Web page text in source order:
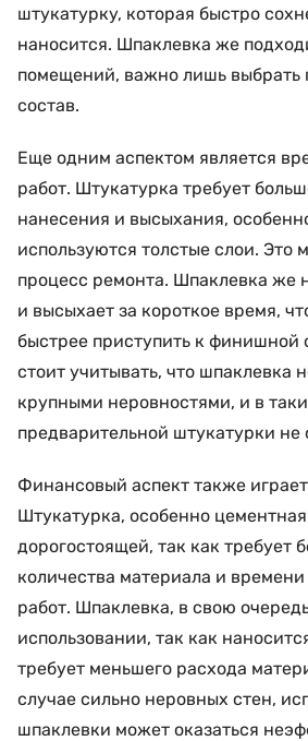
штукатурку, которая быстро
наносится. Шпаклевка же
помещений, важно лишь выбрать
состав.
Еще одним аспектом является
работ. Штукатурка требует
нанесения и высыхания,
используются толстые слои. Это
процесс ремонта. Шпаклевка же
и высыхает за короткое время,
быстрее приступить к финишной
стоит учитывать, что шпаклевка
крупными неровностями, и в
предварительной штукатурки не
Финансовый аспект также
Штукатурка, особенно
дорогостоящей, так как требует
количества материала и
работ. Шпаклевка, в свою
использовании, так как
требует меньшего расхода
случае сильно неровных стен,
шпаклевки может оказаться